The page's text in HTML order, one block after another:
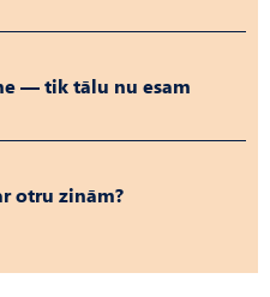
— tik tālu nu esam
otru zinām?